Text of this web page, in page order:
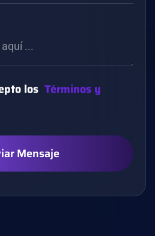
los Términos y
Mensaje